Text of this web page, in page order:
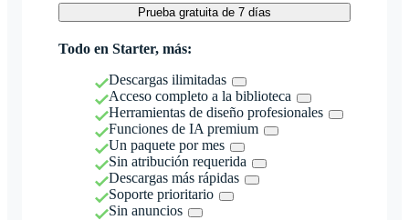
Prueba gratuita de 7 días
Todo en Starter, más:
Descargas ilimitadas
Acceso completo a la biblioteca
Herramientas de diseño profesionales
Funciones de IA premium
Un paquete por mes
Sin atribución requerida
Descargas más rápidas
Soporte prioritario
Sin anuncios